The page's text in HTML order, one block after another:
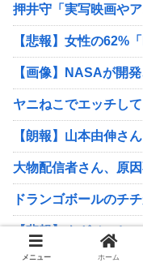
押井守「実写映画や
【悲報】女性の62%
【画像】NASAが開
ヤニねこでエッチし
【朗報】山本由伸さ
大物配信者さん、原
ドランゴボールのチ
【悲報】ナガノ、ち
【朗報】菅直人元総
メニュー ホーム